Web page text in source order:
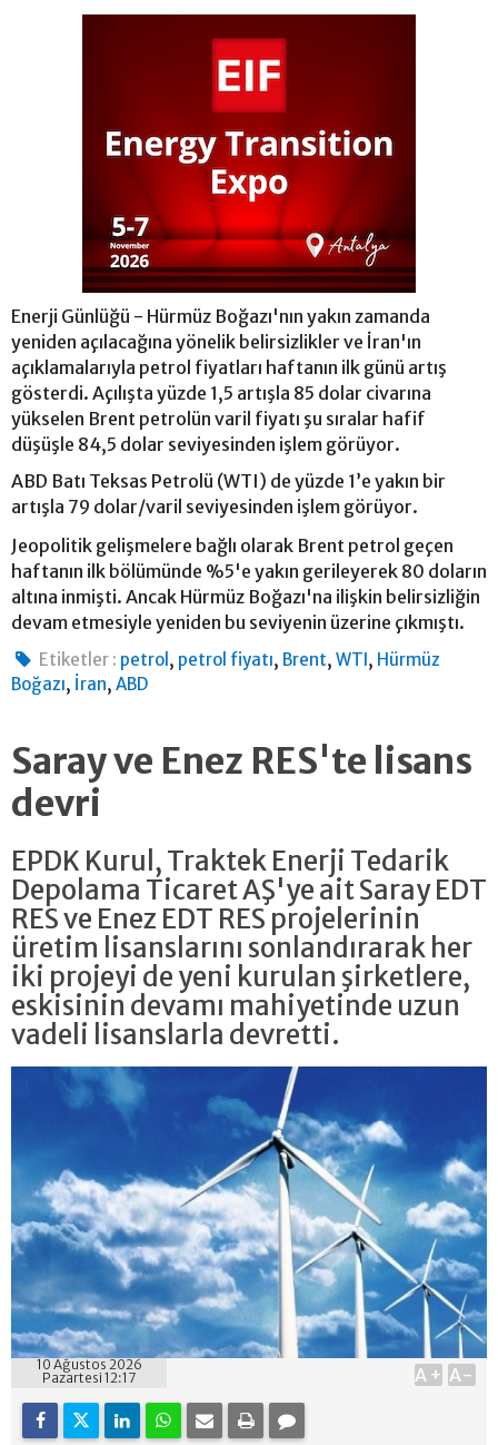
Enerji Günlüğü - Hürmüz Boğazı'nın yakın zamanda
yeniden açılacağına yönelik belirsizlikler ve İran'ın
açıklamalarıyla petrol fiyatları haftanın ilk günü artış
gösterdi. Açılışta yüzde 1,5 artışla 85 dolar civarına
yükselen Brent petrolün varil fiyatı şu sıralar hafif
düşüşle 84,5 dolar seviyesinden işlem görüyor.
ABD Batı Teksas Petrolü (WTI) de yüzde 1’e yakın bir
artışla 79 dolar/varil seviyesinden işlem görüyor.
Jeopolitik gelişmelere bağlı olarak Brent petrol geçen
haftanın ilk bölümünde %5'e yakın gerileyerek 80 doların
altına inmişti. Ancak Hürmüz Boğazı'na ilişkin belirsizliğin
devam etmesiyle yeniden bu seviyenin üzerine çıkmıştı.
Etiketler : petrol , petrol fiyatı, Brent,WTI, Hürmüz
Boğazı, İran, ABD
Saray ve Enez RES'te lisans
devri
EPDK Kurul, Traktek Enerji Tedarik
Depolama Ticaret AŞ'ye ait Saray EDT
RES ve Enez EDT RES projelerinin
üretim lisanslarını sonlandırarak her
iki projeyi de yeni kurulan şirketlere,
eskisinin devamı mahiyetinde uzun
vadeli lisanslarla devretti.
10 Ağustos 2026
Pazartesi 12:17
A+ A-